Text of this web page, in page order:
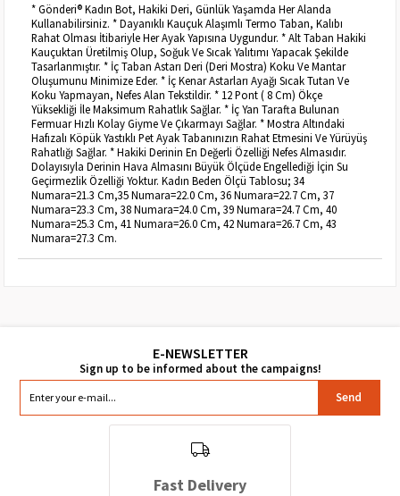
* Gönderi® Kadın Bot, Hakiki Deri, Günlük Yaşamda Her Alanda
Kullanabilirsiniz. * Dayanıklı Kauçuk Alaşımlı Termo Taban, Kalıbı
Rahat Olması İtibariyle Her Ayak Yapısına Uygundur. * Alt Taban Hakiki
Kauçuktan Üretilmiş Olup, Soğuk Ve Sıcak Yalıtımı Yapacak Şekilde
Tasarlanmıştır. * İç Taban Astarı Deri (Deri Mostra) Koku Ve Mantar
Oluşumunu Minimize Eder. * İç Kenar Astarları Ayağı Sıcak Tutan Ve
Koku Yapmayan, Nefes Alan Tekstildir. * 12 Pont ( 8 Cm) Ökçe
Yüksekliği İle Maksimum Rahatlık Sağlar. * İç Yan Tarafta Bulunan
Fermuar Hızlı Kolay Giyme Ve Çıkarmayı Sağlar. * Mostra Altındaki
Hafızalı Köpük Yastıklı Pet Ayak Tabanınızın Rahat Etmesini Ve Yürüyüş
Rahatlığı Sağlar. * Hakiki Derinin En Değerli Özelliği Nefes Almasıdır.
Dolayısıyla Derinin Hava Almasını Büyük Ölçüde Engellediği İçin Su
Geçirmezlik Özelliği Yoktur. Kadın Beden Ölçü Tablosu; 34
Numara=21.3 Cm,35 Numara=22.0 Cm, 36 Numara=22.7 Cm, 37
Numara=23.3 Cm, 38 Numara=24.0 Cm, 39 Numara=24.7 Cm, 40
Numara=25.3 Cm, 41 Numara=26.0 Cm, 42 Numara=26.7 Cm, 43
Numara=27.3 Cm.
Send
Fast Delivery